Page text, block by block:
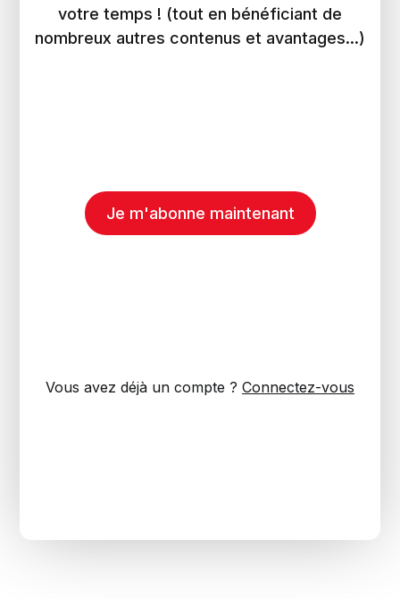
votre temps ! (tout en bénéficiant de
nombreux autres contenus et avantages...)
Je m'abonne maintenant
Vous avez déjà un compte ? Connectez-vous